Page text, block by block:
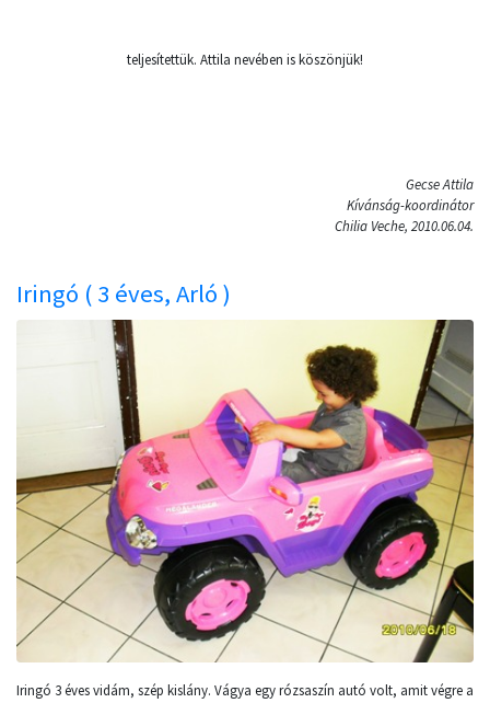
teljesítettük. Attila nevében is köszönjük!
Gecse Attila
Kívánság-koordinátor
Chilia Veche, 2010.06.04.
Iringó ( 3 éves, Arló )
Iringó 3 éves vidám, szép kislány. Vágya egy rózsaszín autó volt, amit végre a